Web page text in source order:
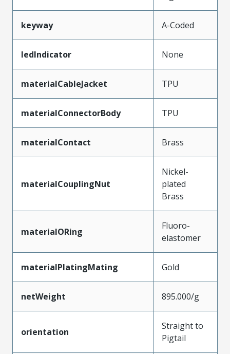
keyway A-Coded
ledIndicator None
materialCableJacket TPU
materialConnectorBody TPU
materialContact Brass
materialCouplingNut
Nickel-
plated
Brass
materialORing
Fluoro-
elastomer
materialPlatingMating Gold
netWeight 895.000/g
orientation
Straight to
Pigtail